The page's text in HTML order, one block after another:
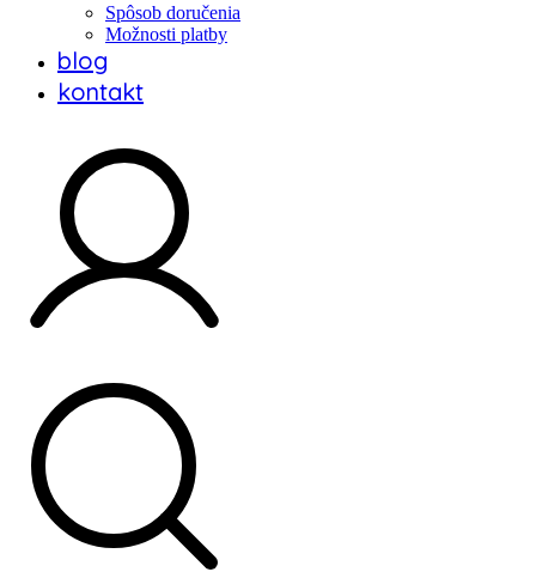
Spôsob doručenia
Možnosti platby
blog
kontakt